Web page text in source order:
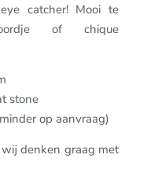
catcher! Mooi te
of chique
stone
op aanvraag)
denken graag met